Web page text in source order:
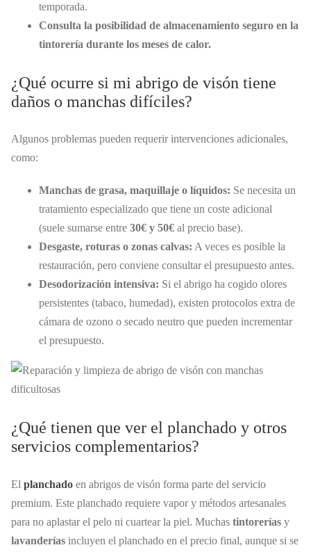
temporada.
Consulta la posibilidad de almacenamiento seguro en la
tintorería durante los meses de calor.
¿Qué ocurre si mi abrigo de visón tiene
daños o manchas difíciles?
Algunos problemas pueden requerir intervenciones adicionales,
como:
Manchas de grasa, maquillaje o líquidos: Se necesita un
tratamiento especializado que tiene un coste adicional
(suele sumarse entre 30€ y 50€ al precio base).
Desgaste, roturas o zonas calvas: A veces es posible la
restauración, pero conviene consultar el presupuesto antes.
Desodorización intensiva: Si el abrigo ha cogido olores
persistentes (tabaco, humedad), existen protocolos extra de
cámara de ozono o secado neutro que pueden incrementar
el presupuesto.
¿Qué tienen que ver el planchado y otros
servicios complementarios?
El planchado en abrigos de visón forma parte del servicio
premium. Este planchado requiere vapor y métodos artesanales
para no aplastar el pelo ni cuartear la piel. Muchas tintorerías y
lavanderías incluyen el planchado en el precio final, aunque si se